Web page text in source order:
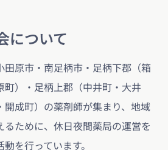
について
田原市・南足柄市・足柄下郡（箱
）・足柄上郡（中井町・大井
開成町）の薬剤師が集まり、地域
るために、休日夜間薬局の運営を
を行っています。